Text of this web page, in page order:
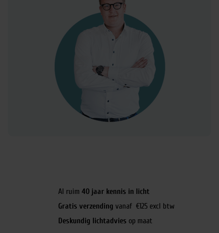
Al ruim 40 jaar kennis in licht
Gratis verzending vanaf €125 excl btw
Deskundig lichtadvies op maat